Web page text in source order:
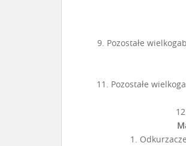
9. Pozostałe
11. Pozostałe
1.